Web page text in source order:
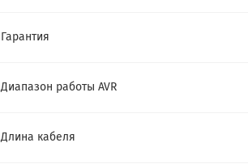
Гарантия
Диапазон работы AVR
Длина кабеля